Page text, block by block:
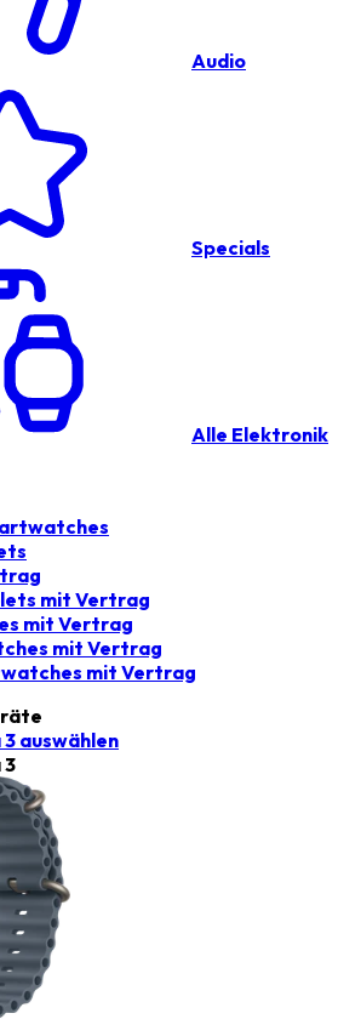
Audio
Specials
Alle Elektronik
mit Vertrag
mit Vertrag
mit Vertrag
mit Vertrag
3 auswählen
3